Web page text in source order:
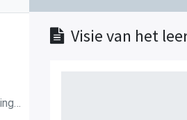
Visie van het